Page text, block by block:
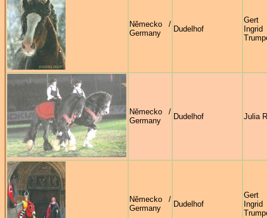
Německo /
Germany
Dudelhof
Ingrid
Německo /
Germany
Dudelhof Julia
Německo /
Germany
Dudelhof
Ingrid